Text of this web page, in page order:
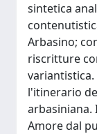
sintetica
Arbasino;
riscritture
l'itinerario
arbasiniana.
Amore dal